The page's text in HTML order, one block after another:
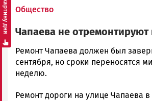
Общество
Чапаева не отремонтируют
admintimur
Новости
Петрозаводска
Карелии
Ремонт Чапаева должен был
сентября, но сроки переносятся
неделю.
Ремонт дороги на улице Чапаева в